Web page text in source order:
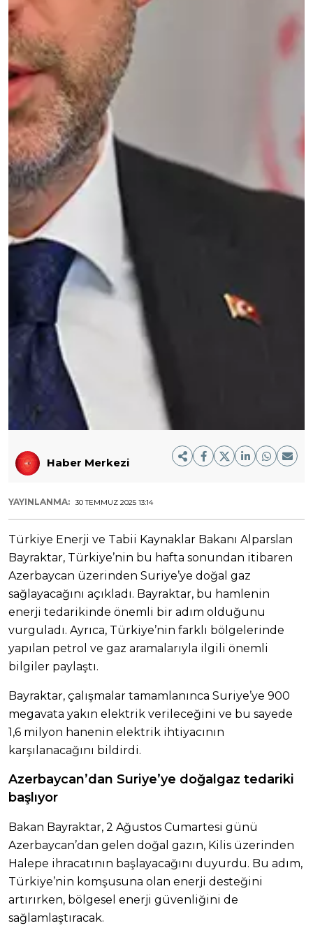
Haber Merkezi
YAYINLANMA: 30 TEMMUZ 2025 13:14
Türkiye Enerji ve Tabii Kaynaklar Bakanı Alparslan
Bayraktar, Türkiye’nin bu hafta sonundan itibaren
Azerbaycan üzerinden Suriye’ye doğal gaz
sağlayacağını açıkladı. Bayraktar, bu hamlenin
enerji tedarikinde önemli bir adım olduğunu
vurguladı. Ayrıca, Türkiye’nin farklı bölgelerinde
yapılan petrol ve gaz aramalarıyla ilgili önemli
bilgiler paylaştı.
Bayraktar, çalışmalar tamamlanınca Suriye’ye 900
megavata yakın elektrik verileceğini ve bu sayede
1,6 milyon hanenin elektrik ihtiyacının
karşılanacağını bildirdi.
Azerbaycan’dan Suriye’ye doğalgaz tedariki
başlıyor
Bakan Bayraktar, 2 Ağustos Cumartesi günü
Azerbaycan’dan gelen doğal gazın, Kilis üzerinden
Halepe ihracatının başlayacağını duyurdu. Bu adım,
Türkiye’nin komşusuna olan enerji desteğini
artırırken, bölgesel enerji güvenliğini de
sağlamlaştıracak.